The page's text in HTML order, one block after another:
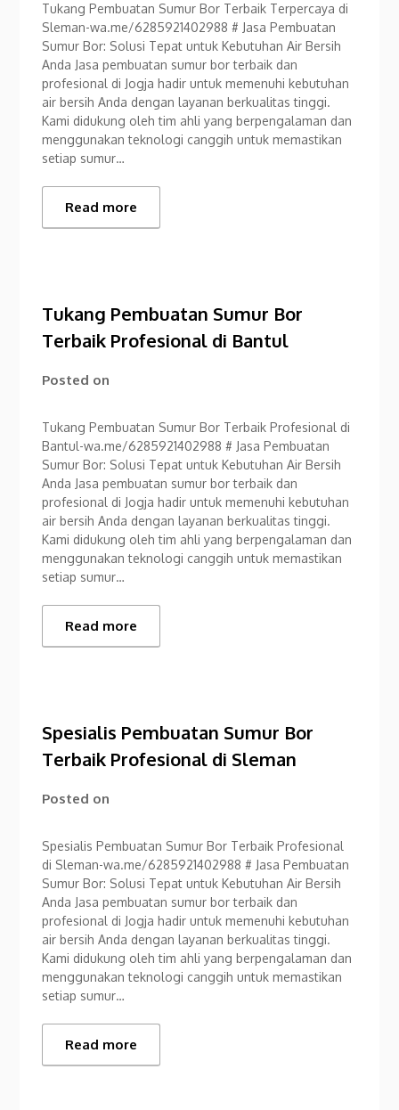
Tukang Pembuatan Sumur Bor Terbaik Terpercaya di
Sleman-wa.me/6285921402988 # Jasa Pembuatan
Sumur Bor: Solusi Tepat untuk Kebutuhan Air Bersih
Anda Jasa pembuatan sumur bor terbaik dan
profesional di Jogja hadir untuk memenuhi kebutuhan
air bersih Anda dengan layanan berkualitas tinggi.
Kami didukung oleh tim ahli yang berpengalaman dan
menggunakan teknologi canggih untuk memastikan
setiap sumur…
Read more
Tukang Pembuatan Sumur Bor
Terbaik Profesional di Bantul
Posted on
Tukang Pembuatan Sumur Bor Terbaik Profesional di
Bantul-wa.me/6285921402988 # Jasa Pembuatan
Sumur Bor: Solusi Tepat untuk Kebutuhan Air Bersih
Anda Jasa pembuatan sumur bor terbaik dan
profesional di Jogja hadir untuk memenuhi kebutuhan
air bersih Anda dengan layanan berkualitas tinggi.
Kami didukung oleh tim ahli yang berpengalaman dan
menggunakan teknologi canggih untuk memastikan
setiap sumur…
Read more
Spesialis Pembuatan Sumur Bor
Terbaik Profesional di Sleman
Posted on
Spesialis Pembuatan Sumur Bor Terbaik Profesional
di Sleman-wa.me/6285921402988 # Jasa Pembuatan
Sumur Bor: Solusi Tepat untuk Kebutuhan Air Bersih
Anda Jasa pembuatan sumur bor terbaik dan
profesional di Jogja hadir untuk memenuhi kebutuhan
air bersih Anda dengan layanan berkualitas tinggi.
Kami didukung oleh tim ahli yang berpengalaman dan
menggunakan teknologi canggih untuk memastikan
setiap sumur…
Read more